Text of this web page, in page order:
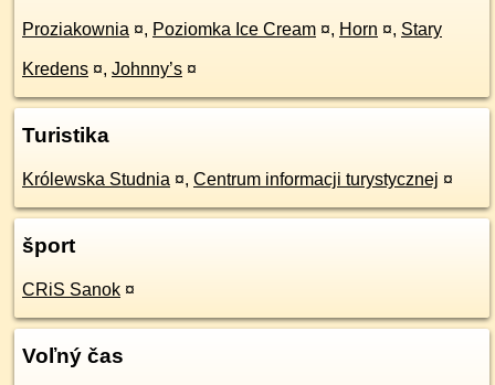
Proziakownia ¤, Poziomka Ice Cream ¤, Horn ¤, Stary
Kredens ¤, Johnny’s ¤
Turistika
Królewska Studnia ¤, Centrum informacji turystycznej ¤
šport
CRiS Sanok ¤
Voľný čas